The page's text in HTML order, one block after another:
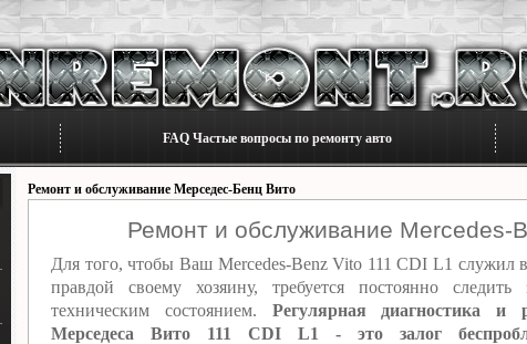
FAQ Частые вопросы по ремонту авто
Ремонт и обслуживание Мерседес-Бенц Вито
Ремонт и обслуживание Mercedes-
Для того, чтобы Ваш Mercedes-Benz Vito 111 CDI L1 служил
правдой своему хозяину, требуется постоянно следить
техническим состоянием. Регулярная диагностика и
Мерседеса Вито 111 CDI L1 - это залог